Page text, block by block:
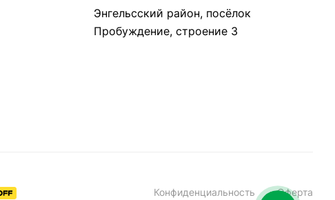
Энгельсский район, посёлок
Пробуждение, строение 3
Конфиденциальность Оферта